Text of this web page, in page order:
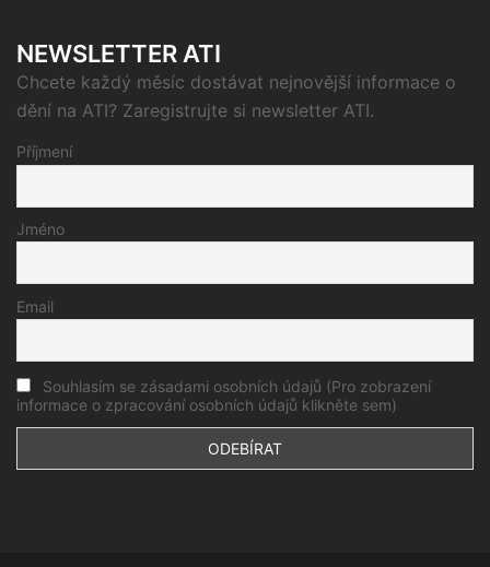
NEWSLETTER ATI
Chcete každý měsíc dostávat nejnovější informace o
dění na ATI? Zaregistrujte si newsletter ATI.
Příjmení
Jméno
Email
Souhlasím se zásadami osobních údajů (Pro zobrazení
informace o zpracování osobních údajů klikněte sem)